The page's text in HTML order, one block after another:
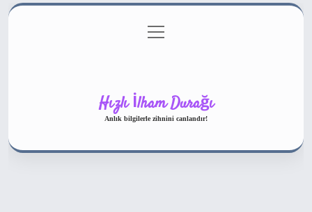
Gizlilik Politikası
menüyü
aç
Hızlı İlham Durağı
Anlık bilgilerle zihnini canlandır!